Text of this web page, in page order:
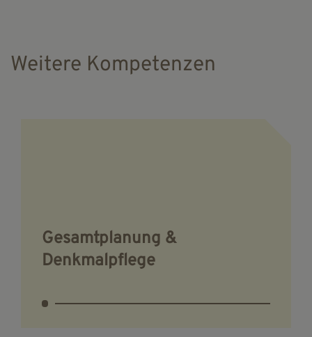
Weitere Kompetenzen
Gesamtplanung &
Denkmalpflege